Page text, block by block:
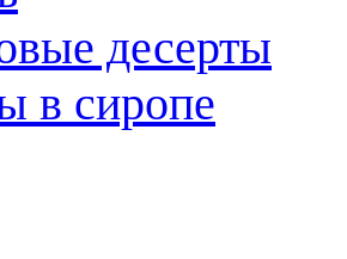
десерты
в сиропе